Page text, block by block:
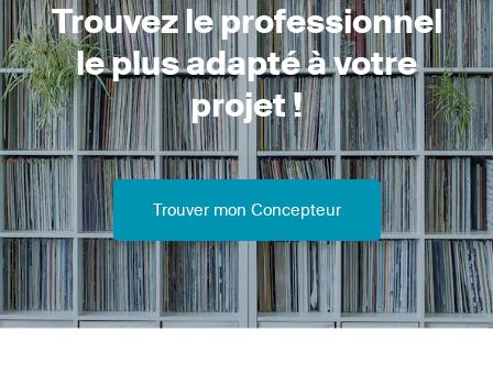
Trouvez le professionnel
le plus adapté à votre
projet !
Trouver mon Concepteur